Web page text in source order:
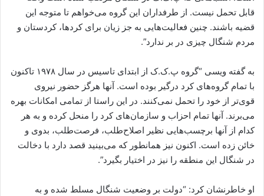
قابل تحمل نیست. از طرفداران این گروه می‌خواهم تا متوجه این
قضیه باشند. چنین فعالیت‌هایی به جز زیان برای کردها، کردستان و
مردم شنگال چیزی در بر ندارد”.
به گفته ویسی “گروه پ.ک.ک از ابتدای تاسیس در سال ۱۹۷۸ تاکنون
با تمام گروه‌های کرد درگیر بوده است. آنها هرگز حضور نیروی
قوی‌تر از خود را تحمل نمی‌کنند. در این راستا از تمامی امکانات بهره
می‌برند. آنها تمام احزاب و سازمان‌های کرد را منحل کرده و به هر
کدام از آنها برچسب‌هایی نظیر اصلاح‌طلب، فرصت‌طلب، بدوی و
خائن زده است. اکنون نیز همانطور که می‌بینید قصد دارد با دخالت
در شنگال این منطقه را نیز در اختیار بگیرد”.
او خاطرنشان کرد: “دولت بر وضعیت شنگال مسلط شده و به